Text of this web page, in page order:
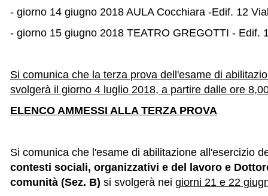
- giorno 14 giugno 2018 AULA Cocchiara -Edif. 12
- giorno 15 giugno 2018 TEATRO GREGOTTI - Edif.
Si comunica che la terza prova dell 'esame di
svolgerà il giorno 4 luglio 2018, a partire dalle ore
ELENCO AMMESSI ALLA TERZA PROVA
Si comunica che l'esame di abilitazione all'esercizio
contesti sociali, organizzativi e del lavoro e
comunità (Sez. B) si svolgerà nei giorni 21 e 22